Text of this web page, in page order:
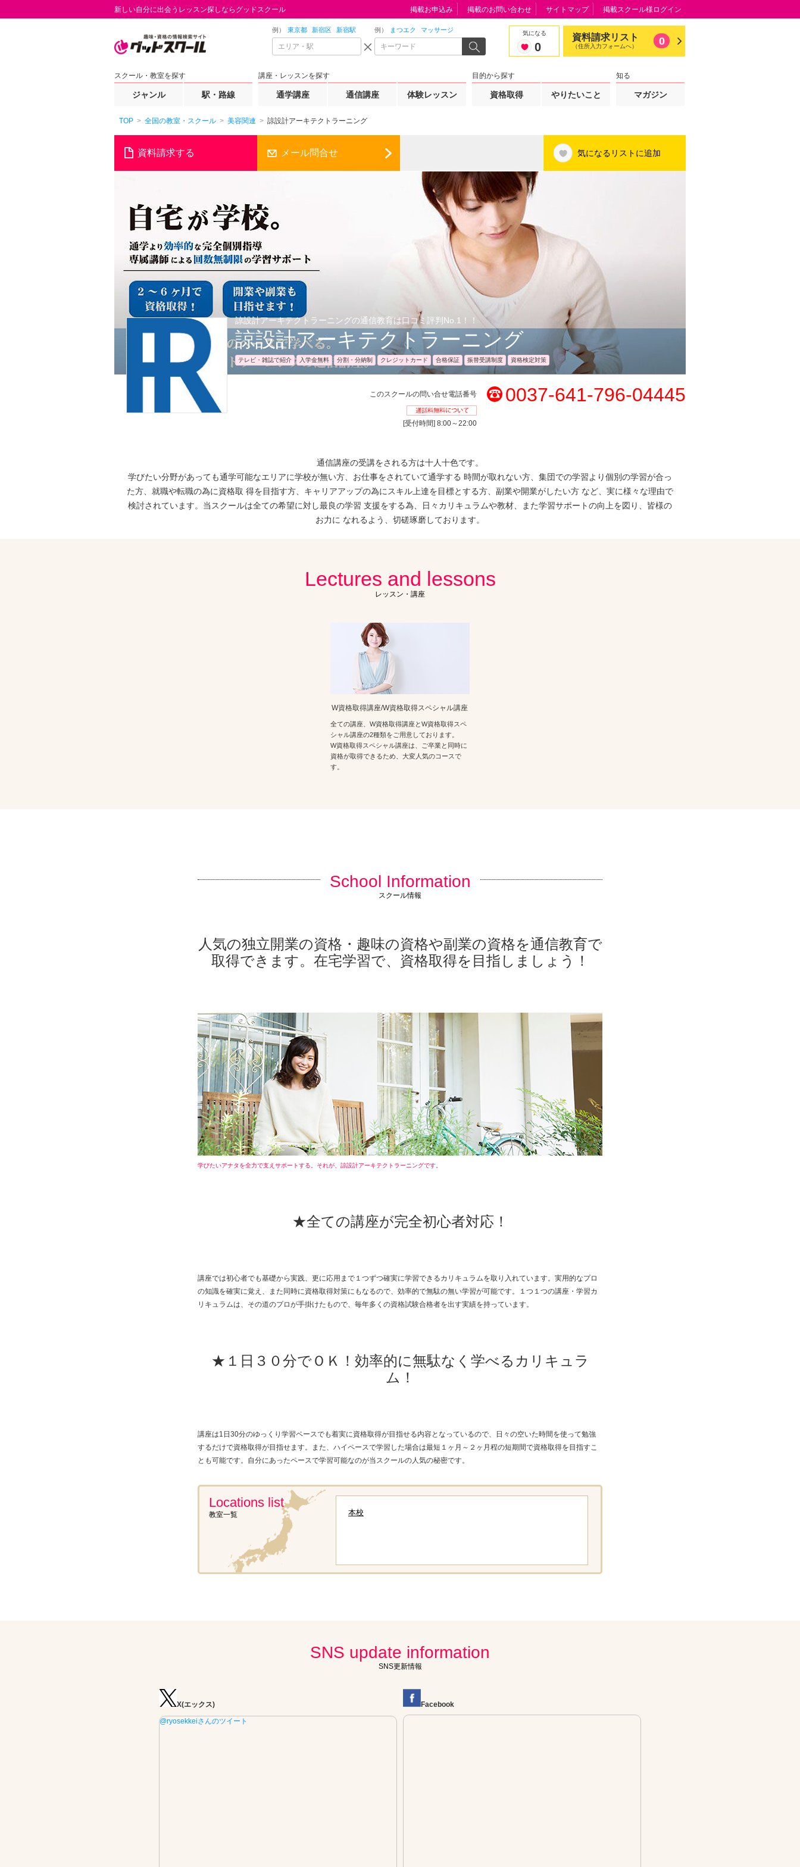
新しい自分に出会うレッスン探しならグッドスクール
例） 東京都 新宿区 新宿駅 例） まつエク マッサージ 気になる
0
資料請求リスト
（住所入力フォームへ） 0
スクール・教室を探す
ジャンル 駅・路線
講座・レッスンを探す
通学講座 通信講座 体験レッスン
目的から探す
資格取得 やりたいこと
知る
マガジン
掲載お申込み 掲載のお問い合わせ サイトマップ 掲載スクール様ログイン
TOP 全国の教室・スクール 美容関連 諒設計アーキテクトラーニング
資料請求する メール問合せ 気になるリストに追加
諒設計アーキテクトラーニングの通信教育は口コミ評判No.1！！
諒設計アーキテクトラーニング
テレビ・雑誌で紹介 入学金無料 分割・分納制 クレジットカード 合格保証 振替受講制度 資格検定対策
このスクールの問い合せ電話番号
通話料無料
[受付時間] 8:00～22:00
0037-641-796-04445
通信講座の受講をされる方は十人十色です。
学びたい分野があっても通学可能なエリアに学校が無い方、お仕事をされていて通学する 時間が取れない方、集団での学習より個別の学習が合っ
た方、就職や転職の為に資格取 得を目指す方、キャリアアップの為にスキル上達を目標とする方、副業や開業がしたい方 など、実に様々な理由で
検討されています。当スクールは全ての希望に対し最良の学習 支援をする為、日々カリキュラムや教材、また学習サポートの向上を図り、皆様の
お力に なれるよう、切磋琢磨しております。
Lectures and lessons
レッスン・講座
W資格取得講座/W資格取得スペシャル講座
全ての講座、W資格取得講座とW資格取得スペ
シャル講座の2種類をご用意しております。
W資格取得スペシャル講座は、ご卒業と同時に
資格が取得できるため、大変人気のコースで
す。
School Information
スクール情報
人気の独立開業の資格・趣味の資格や副業の資格を通信教育で
取得できます。在宅学習で、資格取得を目指しましょう！
学びたいアナタを全力で支えサポートする。それが、諒設計アーキテクトラーニングです。
★全ての講座が完全初心者対応！
講座では初心者でも基礎から実践、更に応用まで１つずつ確実に学習できるカリキュラムを取り入れています。実用的なプロ
の知識を確実に覚え、また同時に資格取得対策にもなるので、効率的で無駄の無い学習が可能です。１つ１つの講座・学習カ
リキュラムは、その道のプロが手掛けたもので、毎年多くの資格試験合格者を出す実績を持っています。
★１日３０分でＯＫ！効率的に無駄なく学べるカリキュラ
ム！
講座は1日30分のゆっくり学習ペースでも着実に資格取得が目指せる内容となっているので、日々の空いた時間を使って勉強
するだけで資格取得が目指せます。また、ハイペースで学習した場合は最短１ヶ月～２ヶ月程の短期間で資格取得を目指すこ
とも可能です。自分にあったペースで学習可能なのが当スクールの人気の秘密です。
Locations list
教室一覧 本校
SNS update information
SNS更新情報
X(エックス)
@ryosekkeiさんのツイート
Facebook